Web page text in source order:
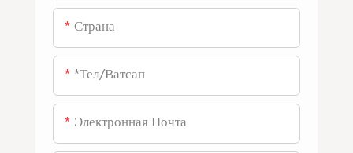
Страна
*тел/ватсап
Электронная Почта